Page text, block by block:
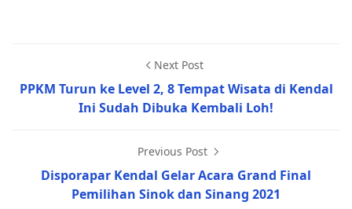
Next Post
PPKM Turun ke Level 2, 8 Tempat Wisata di Kendal
Ini Sudah Dibuka Kembali Loh!
Previous Post
Disporapar Kendal Gelar Acara Grand Final
Pemilihan Sinok dan Sinang 2021